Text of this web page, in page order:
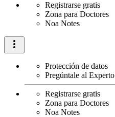
Registrarse gratis
Zona para Doctores
Noa Notes
Protección de datos
Pregúntale al Experto
Registrarse gratis
Zona para Doctores
Noa Notes